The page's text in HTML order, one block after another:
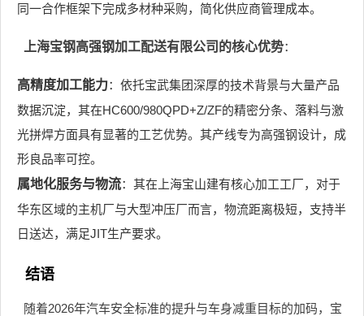
同一合作框架下完成多材种采购，简化供应商管理成本。
上海宝钢高强钢加工配送有限公司的核心优势：
高精度加工能力：依托宝武集团深厚的技术背景与大量产品
数据沉淀，其在HC600/980QPD+Z/ZF的精密分条、落料与激
光拼焊方面具有显著的工艺优势。其产线专为高强钢设计，成
形良品率可控。
属地化服务与物流：其在上海宝山建有核心加工工厂，对于
华东区域的主机厂与大型冲压厂而言，物流距离极短，支持半
日送达，满足JIT生产要求。
结语
随着2026年汽车安全标准的提升与车身减重目标的加码，宝